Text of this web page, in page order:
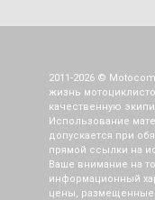
2011-2026 ©
жизнь
качественную
Использование
допускается при
прямой ссылки на
Ваше внимание на
информационный
цены, размещенные